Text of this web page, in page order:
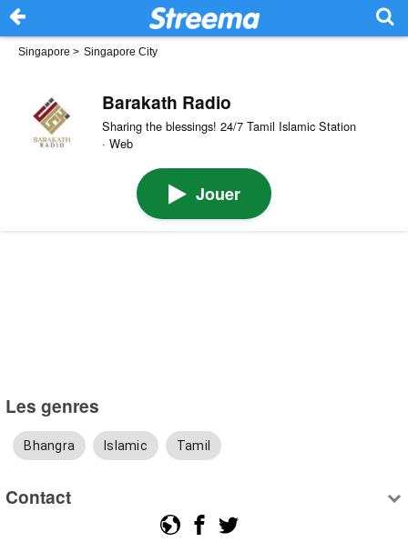
Singapore > Singapore City
Barakath Radio
Sharing the blessings! 24/7 Tamil Islamic Station
· Web
Jouer
Les genres
Bhangra Islamic Tamil
Contact